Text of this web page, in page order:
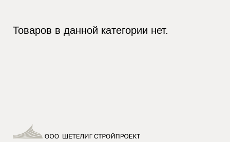
Товаров в данной категории нет.